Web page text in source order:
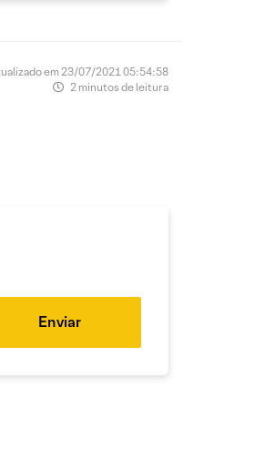
em 23/07/2021 05:54:58
2 minutos de leitura
Enviar